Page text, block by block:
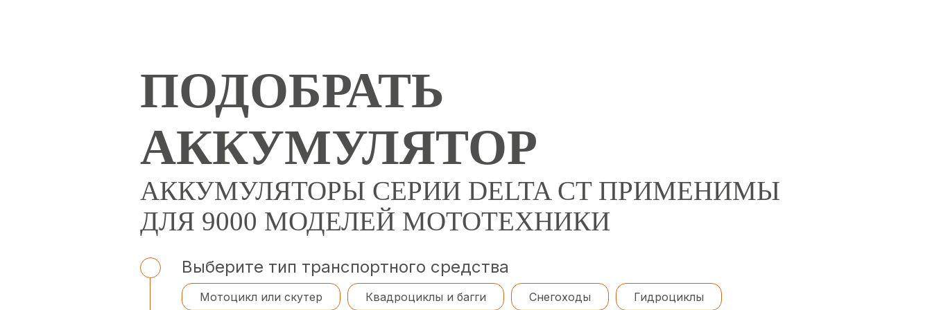
ПОДОБРАТЬ
АККУМУЛЯТОР
АККУМУЛЯТОРЫ СЕРИИ DELTA CT ПРИМЕНИМЫ
ДЛЯ 9000 МОДЕЛЕЙ МОТОТЕХНИКИ
Выберите тип транспортного средства
Мотоцикл или скутер Квадроциклы и багги Снегоходы Гидроциклы